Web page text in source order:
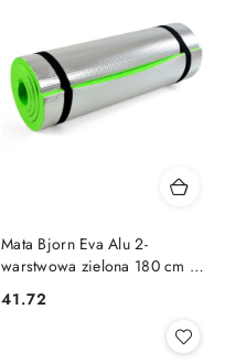
Mata Bjorn Eva Alu 2-
warstwowa zielona 180 cm x
Cena:
41.72